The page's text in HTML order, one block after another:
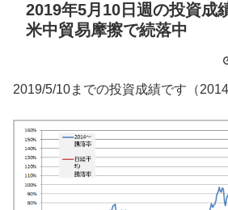
2019年5月10日週の投資成
米中貿易摩擦で続落中
2019/5/10までの投資成績です（